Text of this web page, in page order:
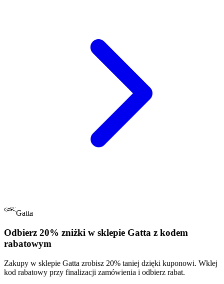
Gatta
Odbierz 20% zniżki w sklepie Gatta z kodem
rabatowym
Zakupy w sklepie Gatta zrobisz 20% taniej dzięki kuponowi. Wklej
kod rabatowy przy finalizacji zamówienia i odbierz rabat.